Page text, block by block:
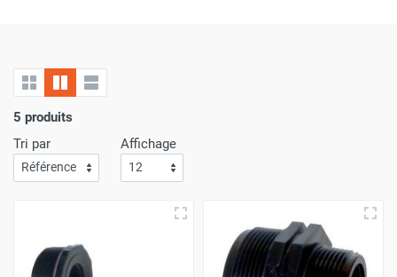
inégalées à chaque visite. De plus, nous comprenons
l'importance
pourquoi nous nous assurons que votre commande arrive
à votre porte avecla plus grande efficacité
Faites vos achats sur Airchaud Diffusion pour une
expérience où l'excellence et la vitesse de livraison s'allient
à l'avantage de prix compétitifs.
5 produits
Tri par
Affichage